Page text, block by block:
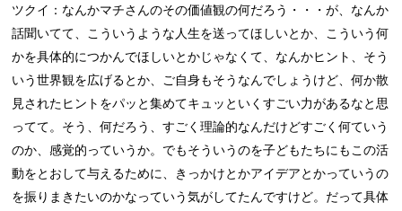
ツクイ：なんかマチさんのその価値観の何だろう・・・が、なんか
話聞いてて、こういうような人生を送ってほしいとか、こういう何
かを具体的につかんでほしいとかじゃなくて、なんかヒント、そう
いう世界観を広げるとか、ご自身もそうなんでしょうけど、何か散
見されたヒントをパッと集めてキュッといくすごい力があるなと思
ってて。そう、何だろう、すごく理論的なんだけどすごく何ていう
のか、感覚的っていうか。でもそういうのを子どもたちにもこの活
動をとおして与えるために、きっかけとかアイデアとかっていうの
を振りまきたいのかなっていう気がしてたんですけど。だって具体